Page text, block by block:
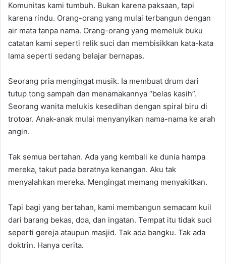
Komunitas kami tumbuh. Bukan karena paksaan, tapi
karena rindu. Orang-orang yang mulai terbangun dengan
air mata tanpa nama. Orang-orang yang memeluk buku
catatan kami seperti relik suci dan membisikkan kata-kata
lama seperti sedang belajar bernapas.
Seorang pria mengingat musik. Ia membuat drum dari
tutup tong sampah dan menamakannya “belas kasih”.
Seorang wanita melukis kesedihan dengan spiral biru di
trotoar. Anak-anak mulai menyanyikan nama-nama ke arah
angin.
Tak semua bertahan. Ada yang kembali ke dunia hampa
mereka, takut pada beratnya kenangan. Aku tak
menyalahkan mereka. Mengingat memang menyakitkan.
Tapi bagi yang bertahan, kami membangun semacam kuil
dari barang bekas, doa, dan ingatan. Tempat itu tidak suci
seperti gereja ataupun masjid. Tak ada bangku. Tak ada
doktrin. Hanya cerita.